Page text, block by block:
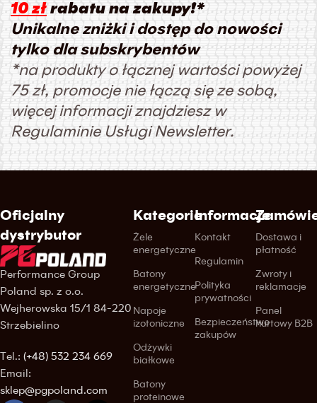
10 zł rabatu na zakupy!*
Unikalne zniżki i dostęp do nowości
tylko dla subskrybentów
*na produkty o łącznej wartości powyżej
75 zł, promocje nie łączą się ze sobą,
więcej informacji znajdziesz w
Regulaminie Usługi Newsletter.
Oficjalny
dystrybutor
Performance Group
Poland sp. z o.o.
Wejherowska 15/1 84-220
Strzebielino
Tel.: (+48) 532 234 669
Email:
sklep@pgpoland.com
Kategorie
Żele
energetyczne
Batony
energetyczne
Napoje
izotoniczne
Odżywki
białkowe
Batony
proteinowe
Informacje
Kontakt
Regulamin
Polityka
prywatności
Bezpieczeństwo
zakupów
Dostawa i
płatność
Zwroty i
reklamacje
Panel
hurtowy B2B